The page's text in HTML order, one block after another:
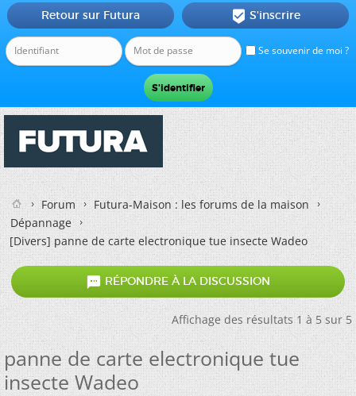
Se souvenir de moi ?
Retour sur Futura  S'inscrire
Forum
Futura-Maison : les forums de la maison
Dépannage
[Divers]panne de carte electronique tue insecte Wadeo
 RÉPONDRE À LA DISCUSSION
Affichage des résultats 1 à 5 sur 5
panne de carte electronique tue
insecte Wadeo